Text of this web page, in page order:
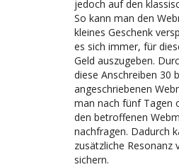
jedoch auf den
So kann man den
kleines Geschenk
es sich immer, für
Geld auszugeben.
diese Anschreiben 30
angeschriebenen
man nach fünf Tagen
den betroffenen
nachfragen. Dadurch
zusätzliche Resonanz
sichern.